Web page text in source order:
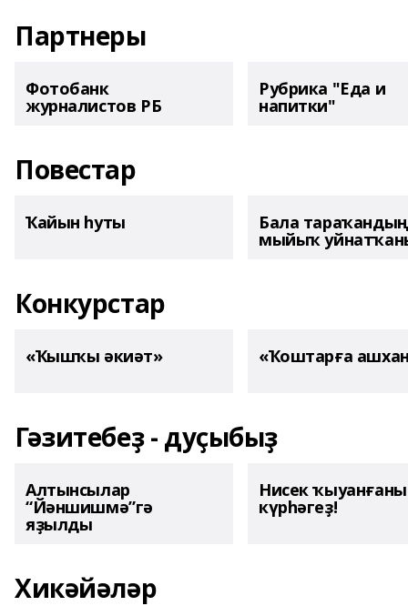
Партнеры
Фотобанк
журналистов РБ
Рубрика "Еда и
напитки"
Повестар
Ҡайын һуты Бала тараҡандың
мыйыҡ
Конкурстар
«Ҡышҡы әкиәт» «Ҡоштарға
Гәзитебеҙ - дуҫыбыҙ
Алтынсылар
“Йәншишмә”гә
яҙылды
Нисек
күрһәгеҙ!
Хикәйәләр